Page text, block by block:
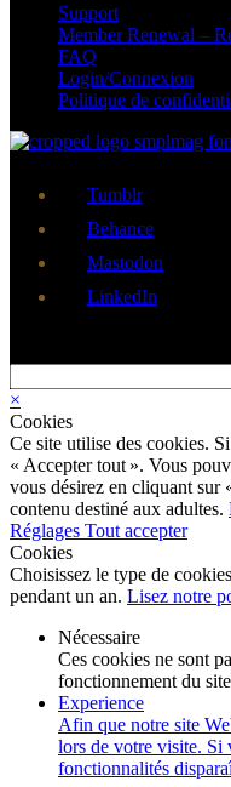
Support
Member Renewal –
FAQ
Login/Connexion
Politique de
Tumblr
Behance
Mastodon
LinkedIn
×
Cookies
Ce site utilise des cookies.
« Accepter tout ». Vous
vous désirez en cliquant sur
contenu destiné aux adultes.
Réglages Tout accepter
Cookies
Choisissez le type de
pendant un an. Lisez notre
Nécessaire
Ces cookies ne sont
fonctionnement du
Experience
Afin que notre site
lors de votre visite. Si
fonctionnalités